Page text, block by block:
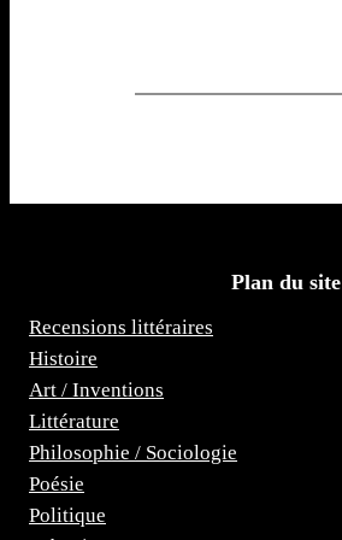
Plan du site
Recensions littéraires
Histoire
Art / Inventions
Littérature
Philosophie / Sociologie
Poésie
Politique